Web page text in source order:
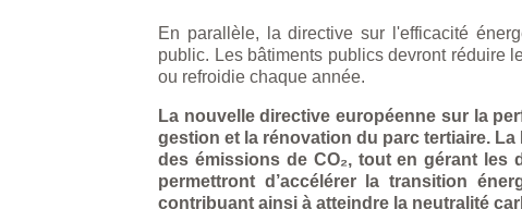
En parallèle, la directive sur l'efficacité
public. Les bâtiments publics devront réduire
ou refroidie chaque année.
La nouvelle directive européenne sur la
gestion et la rénovation du parc tertiaire.
des émissions de CO₂, tout en gérant
permettront d’accélérer la transition
contribuant ainsi à atteindre la neutralité